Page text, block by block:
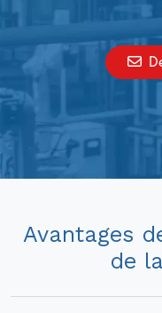
Avantages
de